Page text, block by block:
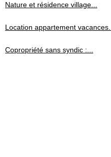
Nature et résidence village...
Location appartement vacances...
Copropriété sans syndic :...